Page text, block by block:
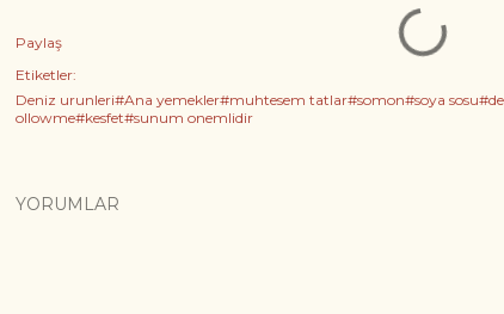
Paylaş
Etiketler:
Deniz urunleri#Ana yemekler#muhtesem tatlar#somon#soya
ollowme#kesfet#sunum onemlidir
YORUMLAR